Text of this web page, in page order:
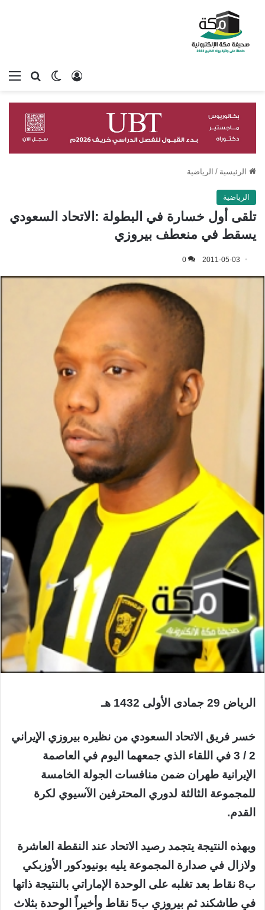
بحثالوضع
تسجيل الدخول
الرئيسية / الرياضية
الرياضية
تلقى أول خسارة في البطولة :الاتحاد السعودي
يسقط في منعطف بيروزي
2011-05-03
0
الرياض 29 جمادى الأولى 1432 هـ
خسر فريق الاتحاد السعودي من نظيره بيروزي الإيراني
2 / 3 في اللقاء الذي جمعهما اليوم في العاصمة
الإيرانية طهران ضمن منافسات الجولة الخامسة
للمجموعة الثالثة لدوري المحترفين الآسيوي لكرة
القدم.
وبهذه النتيجة يتجمد رصيد الاتحاد عند النقطة العاشرة
ولازال في صدارة المجموعة يليه بونيودكور الأوزبكي
ب8 نقاط بعد تغلبه على الوحدة الإماراتي بالنتيجة ذاتها
في طاشكند ثم بيروزي ب5 نقاط وأخيراً الوحدة بثلاث